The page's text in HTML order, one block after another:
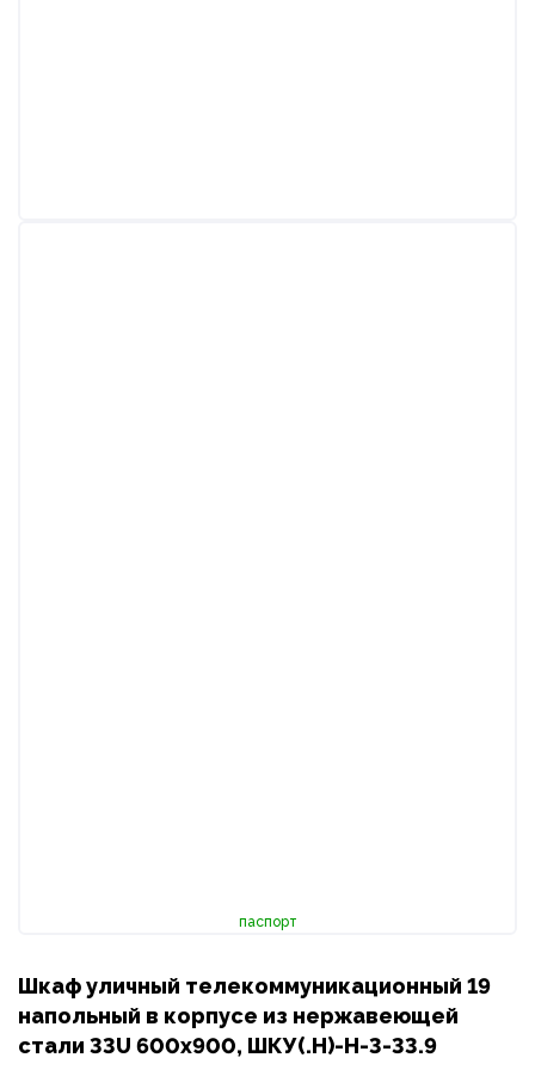
паспорт
Шкаф уличный телекоммуникационный 19
напольный в корпусе из нержавеющей
стали 33U 600х900, ШКУ(.Н)-Н-3-33.9